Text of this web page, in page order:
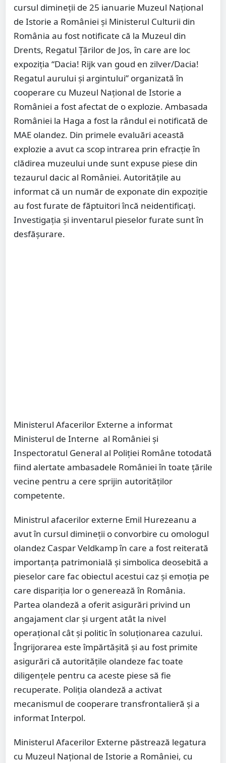
cursul dimineții de 25 ianuarie Muzeul Național
de Istorie a României și Ministerul Culturii din
România au fost notificate că la Muzeul din
Drents, Regatul Țărilor de Jos, în care are loc
expoziția “Dacia! Rijk van goud en zilver/Dacia!
Regatul aurului și argintului” organizată în
cooperare cu Muzeul Național de Istorie a
României a fost afectat de o explozie. Ambasada
României la Haga a fost la rândul ei notificată de
MAE olandez. Din primele evaluări această
explozie a avut ca scop intrarea prin efracție în
clădirea muzeului unde sunt expuse piese din
tezaurul dacic al României. Autoritățile au
informat că un număr de exponate din expoziție
au fost furate de făptuitori încă neidentificați.
Investigația și inventarul pieselor furate sunt în
desfășurare.
Ministerul Afacerilor Externe a informat
Ministerul de Interne al României și
Inspectoratul General al Poliției Române totodată
fiind alertate ambasadele României în toate țările
vecine pentru a cere sprijin autorităților
competente.
Ministrul afacerilor externe Emil Hurezeanu a
avut în cursul dimineții o convorbire cu omologul
olandez Caspar Veldkamp în care a fost reiterată
importanța patrimonială și simbolica deosebită a
pieselor care fac obiectul acestui caz și emoția pe
care dispariția lor o generează în România.
Partea olandeză a oferit asigurări privind un
angajament clar și urgent atât la nivel
operațional cât și politic în soluționarea cazului.
Îngrijorarea este împărtășită și au fost primite
asigurări că autoritățile olandeze fac toate
diligențele pentru ca aceste piese să fie
recuperate. Poliția olandeză a activat
mecanismul de cooperare transfrontalieră și a
informat Interpol.
Ministerul Afacerilor Externe păstrează legatura
cu Muzeul Național de Istorie a României, cu